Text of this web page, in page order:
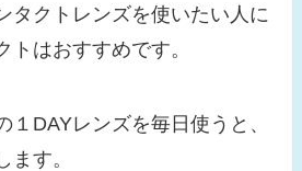
タクトレンズを使いたい人に
トはおすすめです。
１DAYレンズを毎日使うと、
ます。